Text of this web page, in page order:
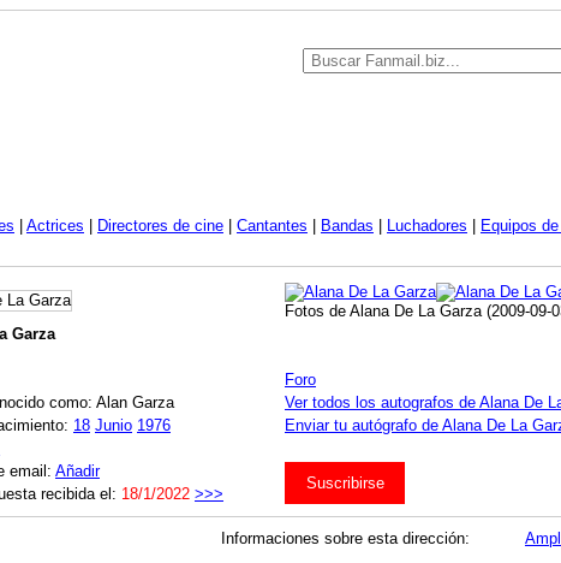
Actrices Directores de cine Cantantes Bandas Luchadores Equipos
Fotos de Alana De La Garza (2009-09-
Garza
Foro
como: Alan Garza
Ver todos los autografos de Alana De
18 Junio 1976
Enviar tu autógrafo de Alana De La
email: Añadir
Suscribirse
recibida el: 18/1/2022 >>>
Informaciones sobre esta dirección: